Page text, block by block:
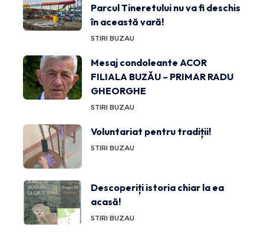
Parcul Tineretului nu va fi deschis
în această vară!
STIRI BUZAU
Mesaj condoleante ACOR
FILIALA BUZĂU – PRIMAR RADU
GHEORGHE
STIRI BUZAU
Voluntariat pentru tradiții!
STIRI BUZAU
Descoperiți istoria chiar la ea
acasă!
STIRI BUZAU